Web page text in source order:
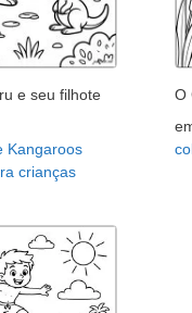
e seu filhote
Kangaroos
crianças
O